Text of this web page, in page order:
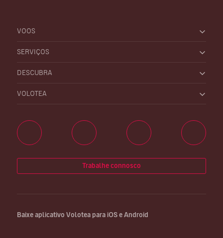
VOOS
SERVIÇOS
DESCUBRA
VOLOTEA
Trabalhe connosco
Baixe aplicativo Volotea para iOS e Android